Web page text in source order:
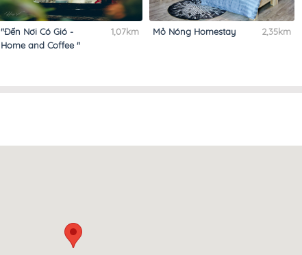
"Đến Nơi Có Gió -
Home and Coffee "
1,07km Mỏ Nóng Homestay 2,35km